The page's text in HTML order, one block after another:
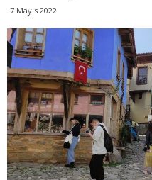
7 Mayıs 2022